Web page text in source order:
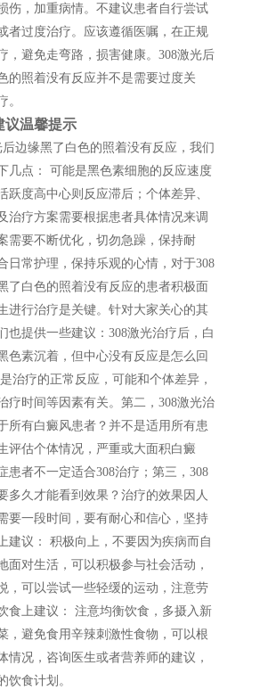
伤，加重病情。不建议患者自行尝试
者过度治疗。应该遵循医嘱，在正规
，避免走弯路，损害健康。308激光后
的照着没有反应并不是需要过度关
。
议温馨提示
后边缘黑了白色的照着没有反应，我们
几点： 可能是黑色素细胞的反应速度
跃度高中心则反应滞后；个体差异、
治疗方案需要根据患者具体情况来调
需要不断优化，切勿急躁，保持耐
日常护理，保持乐观的心情，对于308
了白色的照着没有反应的患者积极面
进行治疗是关键。针对大家关心的其
也提供一些建议：308激光治疗后，白
色素沉着，但中心没有反应是怎么回
治疗的正常反应，可能和个体差异，
疗时间等因素有关。第二，308激光治
所有白癜风患者？并不是适用所有患
评估个体情况，严重或大面积白癜
患者不一定适合308治疗；第三，308
多久才能看到效果？治疗的效果因人
要一段时间，要有耐心和信心，坚持
建议： 积极向上，不要因为疾病而自
面对生活，可以积极参与社会活动，
，可以尝试一些轻缓的运动，注意劳
食上建议： 注意均衡饮食，多摄入新
，避免食用辛辣刺激性食物，可以根
情况，咨询医生或者营养师的建议，
饮食计划。